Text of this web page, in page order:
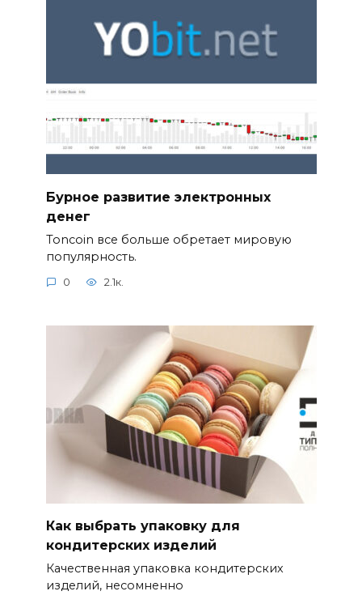
Бурное развитие электронных
денег
Toncoin все больше обретает мировую
популярность.
0 2.1к.
Как выбрать упаковку для
кондитерских изделий
Качественная упаковка кондитерских
изделий, несомненно